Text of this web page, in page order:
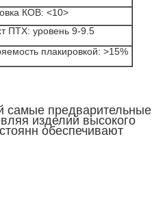
КОВ: <10>
ПТХ: уровень 9-9.5
плакировкой: >15%
самые предварительные
изделий высокого
обеспечивают